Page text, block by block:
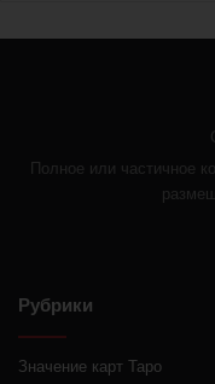
Полное или частичное
Рубрики
Значение карт Таро